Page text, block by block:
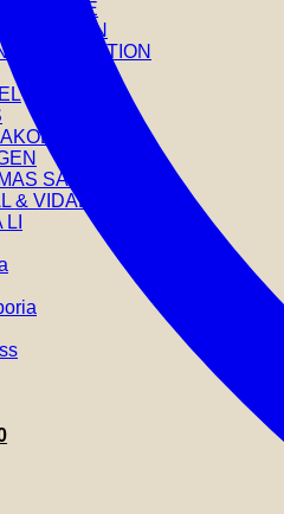
ROSE
JENSEN
SELECTION
SABO
& VIDAL